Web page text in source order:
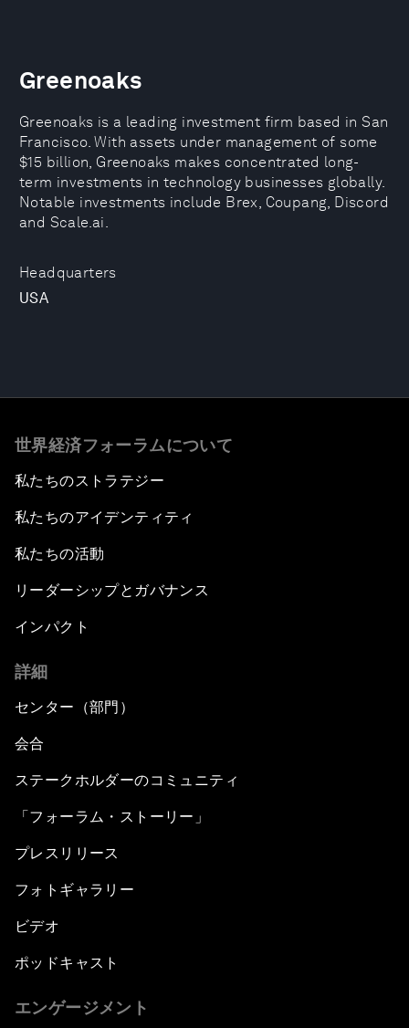
Headquarters
USA
Greenoaks
Greenoaks is a leading investment firm based in San
Francisco. With assets under management of some
$15 billion, Greenoaks makes concentrated long-
term investments in technology businesses globally.
Notable investments include Brex, Coupang, Discord
and Scale.ai.
世界経済フォーラムについて
私たちのストラテジー
私たちのアイデンティティ
私たちの活動
リーダーシップとガバナンス
インパクト
詳細
センター（部門）
会合
ステークホルダーのコミュニティ
「フォーラム・ストーリー」
プレスリリース
フォトギャラリー
ビデオ
ポッドキャスト
エンゲージメント